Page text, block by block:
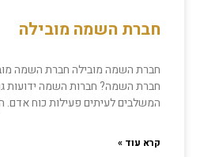
חברת השמה מובילה
חברת השמה מובילה חברת השמה
חברת השמה? חברות השמה ידועות
המשלבים לעיתים פעילות כוח אדם.
קרא עוד »